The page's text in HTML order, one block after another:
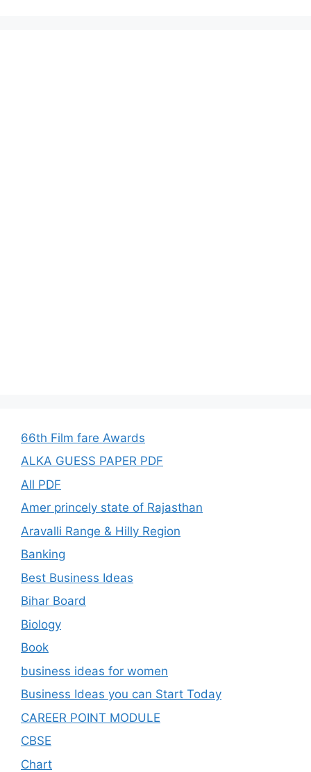
66th Film fare Awards
ALKA GUESS PAPER PDF
All PDF
Amer princely state of Rajasthan
Aravalli Range & Hilly Region
Banking
Best Business Ideas
Bihar Board
Biology
Book
business ideas for women
Business Ideas you can Start Today
CAREER POINT MODULE
CBSE
Chart